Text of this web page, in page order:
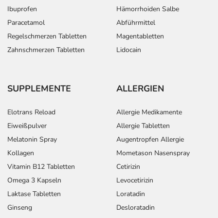
Art der Anwendung?
Nehmen Sie das Arzneimittel mit Flüssigkeit (z.B. 1 Glas
Dauer der Anwendung?
deshalb nur von Ihrem Arzt bestimmt.
Überdosierung?
Bei einer Überdosierung kann es unter anderem zu
Fieber, Verwirrtheit und erhöhter Herzfrequenz kommen.
Setzen Sie sich bei dem Verdacht auf eine Überdosierung
umgehend mit einem Arzt in Verbindung.
Einnahme vergessen?
Setzen Sie die Einnahme zum nächsten vorgeschriebenen
Zeitpunkt ganz normal (also nicht mit der doppelten
Ibuprofen
Paracetamol
Regelschmerzen Tabletten
Zahnschmerzen Tabletten
Hämorrhoiden Salbe
Abführmittel
Magentabletten
Lidocain
SUPPLEMENTE
Elotrans Reload
Eiweißpulver
Melatonin Spray
Kollagen
Vitamin B12 Tabletten
Omega 3 Kapseln
Laktase Tabletten
Ginseng
ALLERGIEN
Allergie Medikamente
Allergie Tabletten
Augentropfen Allergie
Mometason Nasenspray
Cetirizin
Levocetirizin
Loratadin
Desloratadin